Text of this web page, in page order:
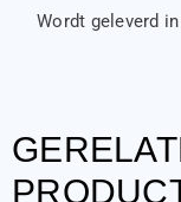
Wordt geleverd